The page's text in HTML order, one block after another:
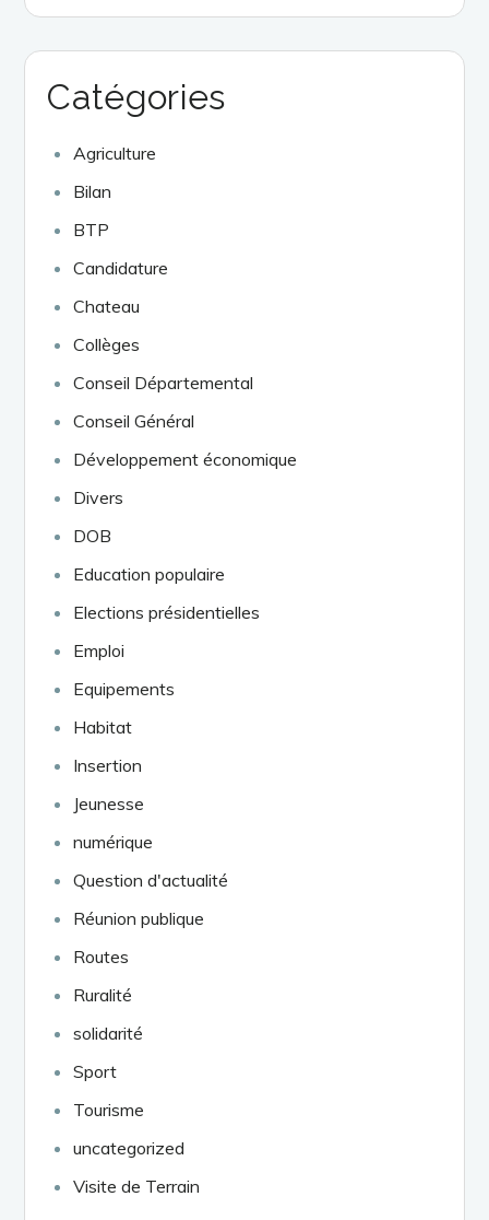
Catégories
Agriculture
Bilan
BTP
Candidature
Chateau
Collèges
Conseil Départemental
Conseil Général
Développement économique
Divers
DOB
Education populaire
Elections présidentielles
Emploi
Equipements
Habitat
Insertion
Jeunesse
numérique
Question d'actualité
Réunion publique
Routes
Ruralité
solidarité
Sport
Tourisme
uncategorized
Visite de Terrain